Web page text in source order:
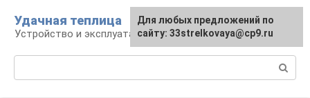
контенту
Удачная теплица
Устройство и эксплуатация теплиц
Для любых предложений по
сайту: 33strelkovaya@cp9.ru